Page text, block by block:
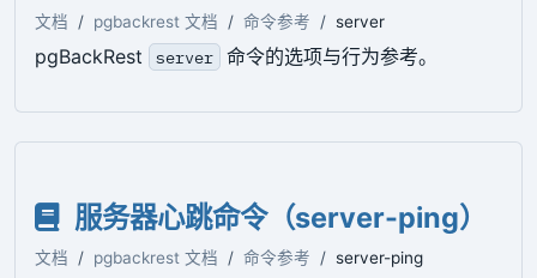
文档 pgbackrest 文档 命令参考 server
pgBackRest server 命令的选项与行为参考。
服务器心跳命令（server-ping）
文档 pgbackrest 文档 命令参考 server-ping